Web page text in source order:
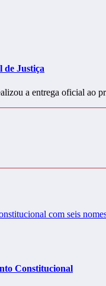
de Justiça
a entrega oficial ao
Constitucional